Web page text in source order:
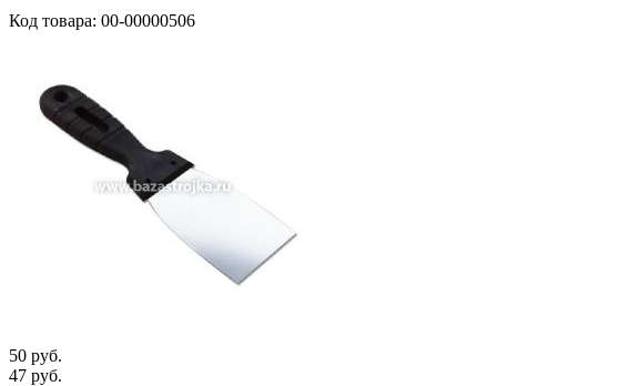
Код товара: 00-00000506
50 руб.
47 руб.